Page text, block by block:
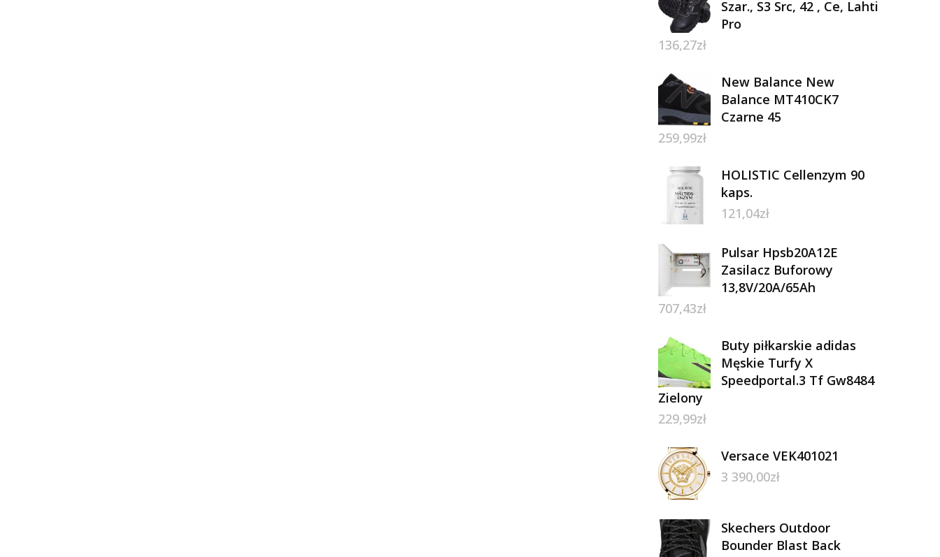
Szar., S3 Src, 42 , Ce, Lahti
Pro
136,27zł
New Balance New
Balance MT410CK7
Czarne 45
259,99zł
HOLISTIC Cellenzym 90
kaps.
121,04zł
Pulsar Hpsb20A12E
Zasilacz Buforowy
13,8V/20A/65Ah
707,43zł
Buty piłkarskie adidas
Męskie Turfy X
Speedportal.3 Tf Gw8484
Zielony
229,99zł
Versace VEK401021
3 390,00zł
Skechers Outdoor
Bounder Blast Back